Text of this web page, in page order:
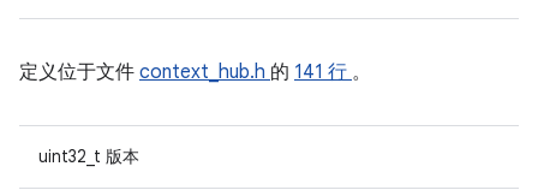
定义位于文件 context_hub.h 的 141 行 。
uint32_t 版本